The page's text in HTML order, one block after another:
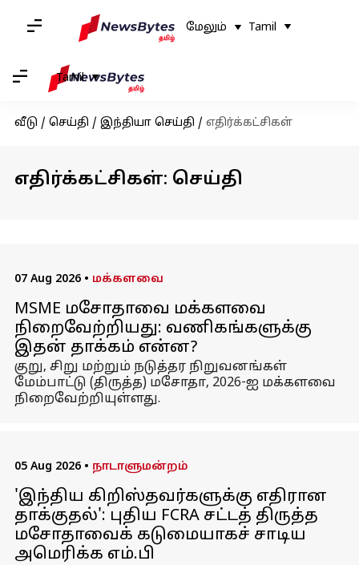
மேலும் Tamil
Tamil
வீடு / செய்தி / இந்தியா செய்தி / எதிர்க்கட்சிகள்
எதிர்க்கட்சிகள்: செய்தி
07 Aug 2026 • மக்களவை
MSME மசோதாவை மக்களவை
நிறைவேற்றியது: வணிகங்களுக்கு
இதன் தாக்கம் என்ன?
குறு, சிறு மற்றும் நடுத்தர நிறுவனங்கள்
மேம்பாட்டு (திருத்த) மசோதா, 2026-ஐ மக்களவை
நிறைவேற்றியுள்ளது.
05 Aug 2026 • நாடாளுமன்றம்
'இந்திய கிறிஸ்தவர்களுக்கு எதிரான
தாக்குதல்': புதிய FCRA சட்டத் திருத்த
மசோதாவைக் கடுமையாகச் சாடிய
அமெரிக்க எம்.பி